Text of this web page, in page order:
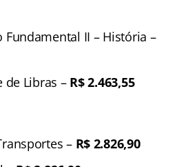
Fundamental II – História –
de Libras – R$ 2.463,55
– R$ 2.826,90